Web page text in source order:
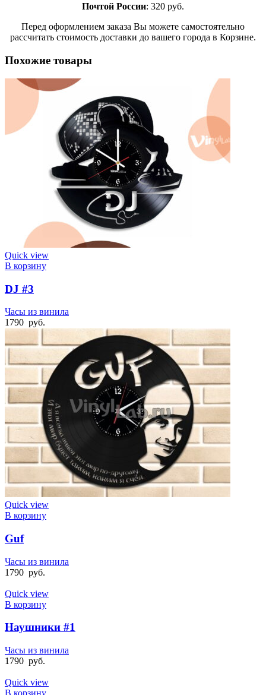
Почтой России: 320 руб.
Перед оформлением заказа Вы можете самостоятельно
рассчитать стоимость доставки до вашего города в Корзине.
Похожие товары
Quick view
В корзину
DJ #3
Часы из винила
1790 руб.
Quick view
В корзину
Guf
Часы из винила
1790 руб.
Quick view
В корзину
Наушники #1
Часы из винила
1790 руб.
Quick view